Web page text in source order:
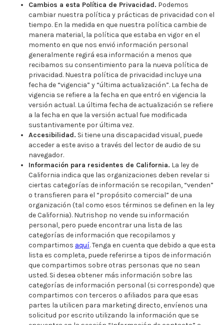
Cambios a esta Política de Privacidad. Podemos
cambiar nuestra política y prácticas de privacidad con el
tiempo. En la medida en que nuestra política cambie de
manera material, la política que estaba en vigor en el
momento en que nos envió información personal
generalmente regirá esa información a menos que
recibamos su consentimiento para la nueva política de
privacidad. Nuestra política de privacidad incluye una
fecha de “vigencia” y “última actualización”. La fecha de
vigencia se refiere a la fecha en que entró en vigencia la
versión actual. La última fecha de actualización se refiere
a la fecha en que la versión actual fue modificada
sustantivamente por última vez.
Accesibilidad. Si tiene una discapacidad visual, puede
acceder a este aviso a través del lector de audio de su
navegador.
Información para residentes de California. La ley de
California indica que las organizaciones deben revelar si
ciertas categorías de información se recopilan, “venden”
o transfieren para el “propósito comercial” de una
organización (tal como esos términos se definen en la ley
de California). Nutrishop no vende su información
personal, pero puede encontrar una lista de las
categorías de información que recopilamos y
compartimos aquí. Tenga en cuenta que debido a que esta
lista es completa, puede referirse a tipos de información
que compartimos sobre otras personas que no sean
usted. Si desea obtener más información sobre las
categorías de información personal (si corresponde) que
compartimos con terceros o afiliados para que esas
partes la utilicen para marketing directo, envíenos una
solicitud por escrito utilizando la información que se